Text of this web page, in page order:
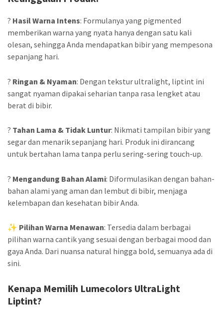
? Hasil Warna Intens: Formulanya yang pigmented
memberikan warna yang nyata hanya dengan satu kali
olesan, sehingga Anda mendapatkan bibir yang mempesona
sepanjang hari.
? Ringan & Nyaman: Dengan tekstur ultralight, liptint ini
sangat nyaman dipakai seharian tanpa rasa lengket atau
berat di bibir.
? Tahan Lama & Tidak Luntur: Nikmati tampilan bibir yang
segar dan menarik sepanjang hari. Produk ini dirancang
untuk bertahan lama tanpa perlu sering-sering touch-up.
? Mengandung Bahan Alami: Diformulasikan dengan bahan-
bahan alami yang aman dan lembut di bibir, menjaga
kelembapan dan kesehatan bibir Anda.
✨ Pilihan Warna Menawan: Tersedia dalam berbagai
pilihan warna cantik yang sesuai dengan berbagai mood dan
gaya Anda. Dari nuansa natural hingga bold, semuanya ada di
sini.
Kenapa Memilih Lumecolors UltraLight
Liptint?